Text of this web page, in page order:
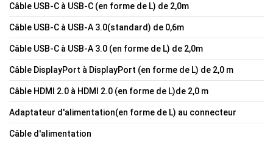
Câble USB-C à USB-C (en forme de L) de 2,0m
Câble USB-C à USB-A 3.0(standard) de 0,6m
Câble USB-C à USB-A 3.0 (en forme de L) de 2,0m
Câble DisplayPort à DisplayPort (en forme de L) de 2,0 m
Câble HDMI 2.0 à HDMI 2.0 (en forme de L)de 2,0 m
Adaptateur d'alimentation(en forme de L) au connecteur
Câble d'alimentation